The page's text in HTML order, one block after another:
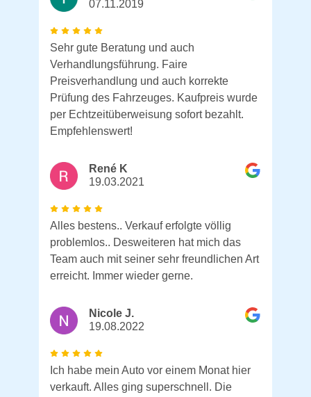
07.11.2019
Sehr gute Beratung und auch
Verhandlungsführung. Faire
Preisverhandlung und auch korrekte
Prüfung des Fahrzeuges. Kaufpreis wurde
per Echtzeitüberweisung sofort bezahlt.
Empfehlenswert!
René K
19.03.2021
Alles bestens.. Verkauf erfolgte völlig
problemlos.. Desweiteren hat mich das
Team auch mit seiner sehr freundlichen Art
erreicht. Immer wieder gerne.
Nicole J.
19.08.2022
Ich habe mein Auto vor einem Monat hier
verkauft. Alles ging superschnell. Die